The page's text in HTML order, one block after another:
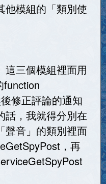
他模組的「類別使
這三個模組裡面用
function
修正評論的通知
話，我就得分別在
聲音」的類別裡面
，再